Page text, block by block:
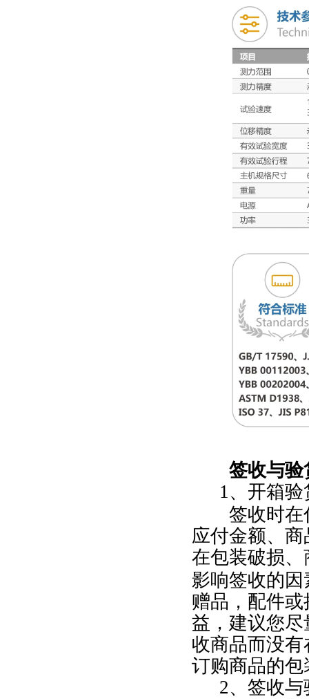
签收与验
1、开箱验
签收时在付
应付金额、
在包装破损
影响签收的
赠品，配件
益，建议您
收商品而没
订购商品的
2、签收